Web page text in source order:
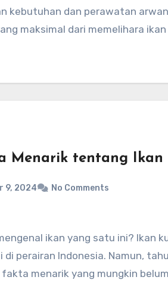
kebutuhan dan perawatan
maksimal dari memelihara
Menarik tentang Ikan
9, 2024 No Comments
ikan yang satu ini? Ikan
perairan Indonesia. Namun,
menarik yang mungkin